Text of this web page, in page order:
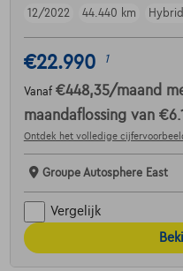
12/2022 44.440 km
€22.990 1
Vanaf €448,35/maand
maandaflossing van
Ontdek het volledige
Groupe Autosphere East
Vergelijk